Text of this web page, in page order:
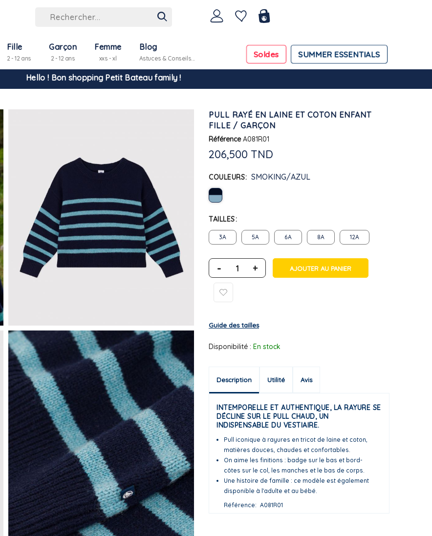
Fille
2 - 12 ans
Garçon
2 - 12 ans
Femme
xxs - xl SUMMER ESSENTIALS
Soldes
Blog
Astuces & Conseils...
Hello ! Bon shopping Petit Bateau family !
La livraison est assurée partout en Tunisie !
-10% pour tout paiement par carte bancaire (hors promo)
PULL RAYÉ EN LAINE ET COTON ENFANT
FILLE / GARÇON
Référence A081R01
206,500 TND
COULEURS SMOKING/AZUL
TAILLES
3A 5A 6A 8A 12A
- + AJOUTER AU PANIER
Guide des tailles
Disponibilité : En stock
Description Utilité Avis
INTEMPORELLE ET AUTHENTIQUE, LA RAYURE SE
DÉCLINE SUR LE PULL CHAUD, UN
INDISPENSABLE DU VESTIAIRE.
Pull iconique à rayures en tricot de laine et coton,
matières douces, chaudes et confortables.
On aime les finitions : badge sur le bas et bord-
côtes sur le col, les manches et le bas de corps.
Une histoire de famille : ce modèle est également
disponible à l'adulte et au bébé.
Référence
A081R01